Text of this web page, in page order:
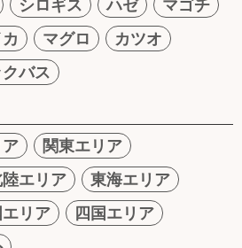
シロギス ハゼ
マゴチ
マグロ
カツオ
バス
関東エリア
エリア
東海エリア
リア
四国エリア